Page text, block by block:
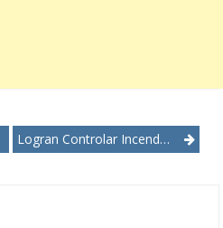
Logran Controlar Incendios En California